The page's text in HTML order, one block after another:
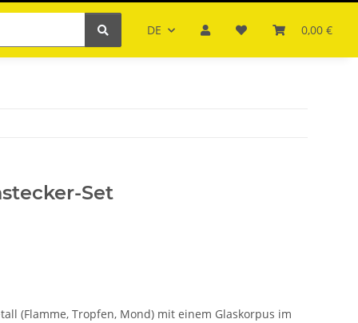
DE 0,00 €
Set
(Flamme, Tropfen, Mond) mit einem Glaskorpus im